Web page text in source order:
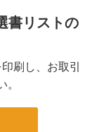
書リストの
刷し、お取引
。